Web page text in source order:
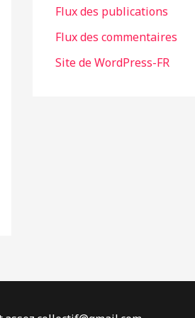
s
Flux des publications
Flux des commentaires
Site de WordPress-FR